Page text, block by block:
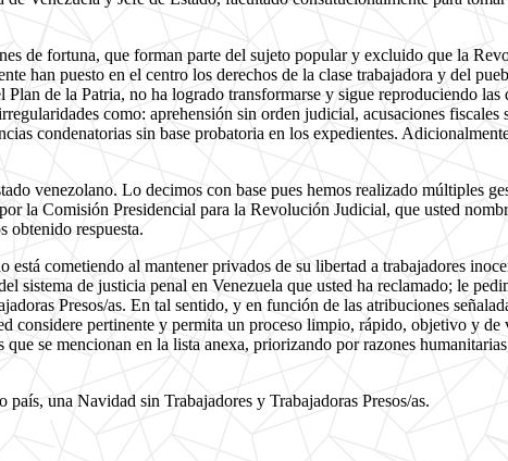
de fortuna, que forman parte del sujeto popular y excluido que la
han puesto en el centro los derechos de la clase trabajadora y del
de la Patria, no ha logrado transformarse y sigue reproduciendo
como: aprehensión sin orden judicial, acusaciones
condenatorias sin base probatoria en los expedientes.
venezolano. Lo decimos con base pues hemos realizado múltiples
la Comisión Presidencial para la Revolución Judicial, que usted
obtenido respuesta.
cometiendo al mantener privados de su libertad a trabajadores
sistema de justicia penal en Venezuela que usted ha reclamado; le
Presos/as. En tal sentido, y en función de las atribuciones
considere pertinente y permita un proceso limpio, rápido, objetivo y de
que se mencionan en la lista anexa, priorizando por razones
una Navidad sin Trabajadores y Trabajadoras Presos/as.